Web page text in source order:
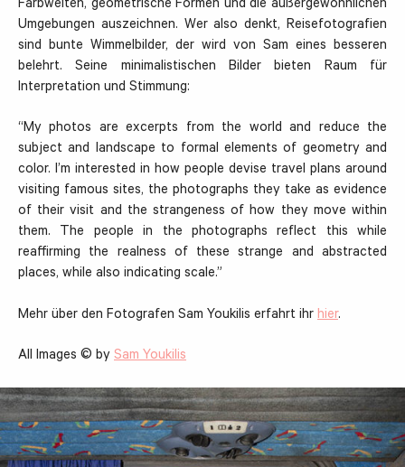
Farbwelten, geometrische Formen und die außergewöhnlichen
Umgebungen auszeichnen. Wer also denkt, Reisefotografien
sind bunte Wimmelbilder, der wird von Sam eines besseren
belehrt. Seine minimalistischen Bilder bieten Raum für
Interpretation und Stimmung:
“My photos are excerpts from the world and reduce the
subject and landscape to formal elements of geometry and
color. I’m interested in how people devise travel plans around
visiting famous sites, the photographs they take as evidence
of their visit and the strangeness of how they move within
them. The people in the photographs reflect this while
reaffirming the realness of these strange and abstracted
places, while also indicating scale.”
Mehr über den Fotografen Sam Youkilis erfahrt ihr hier.
All Images © by Sam Youkilis